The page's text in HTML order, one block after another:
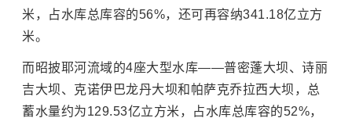
米，占水库总库容的56%，还可再容纳341.18亿立方
米。
而昭披耶河流域的4座大型水库——普密蓬大坝、诗丽
吉大坝、克诺伊巴龙丹大坝和帕萨克乔拉西大坝，总
蓄水量约为129.53亿立方米，占水库总库容的52%，